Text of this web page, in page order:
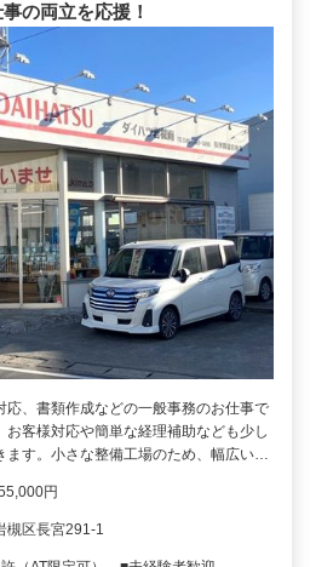
の両立を応援！
応、書類作成などの一般事務のお仕事で
お客様対応や簡単な経理補助なども少し
ます。小さな整備工場のため、幅広い…
円
槻区長宮291-1